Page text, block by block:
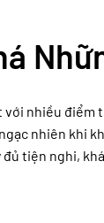
nhiều điểm
nhiên khi
tiện nghi,